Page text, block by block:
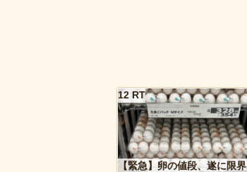
12 RT
【緊急】卵の値段、遂に限界